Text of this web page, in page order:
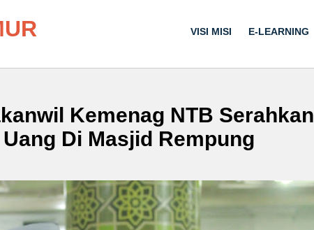
VISI MISI E-LEARNING
Kemenag NTB Serahkan
Di Masjid Rempung